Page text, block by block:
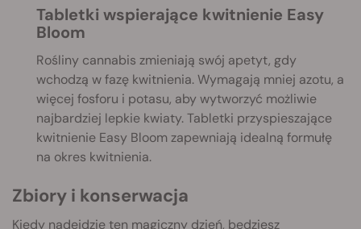
Tabletki wspierające kwitnienie Easy
Bloom
Rośliny cannabis zmieniają swój apetyt, gdy
wchodzą w fazę kwitnienia. Wymagają mniej azotu, a
więcej fosforu i potasu, aby wytworzyć możliwie
najbardziej lepkie kwiaty. Tabletki przyspieszające
kwitnienie Easy Bloom zapewniają idealną formułę
na okres kwitnienia.
Zbiory i konserwacja
Kiedy nadejdzie ten magiczny dzień, będziesz